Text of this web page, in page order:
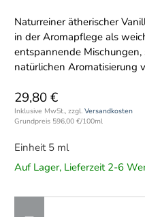
Naturreiner ätherischer
in der Aromapflege als
entspannende
natürlichen Aromatisierung
29,80 €
Inklusive MwSt., zzgl.Versandkosten
Grundpreis 596,00 €/100ml
Einheit 5 ml
Auf Lager, Lieferzeit 2-6